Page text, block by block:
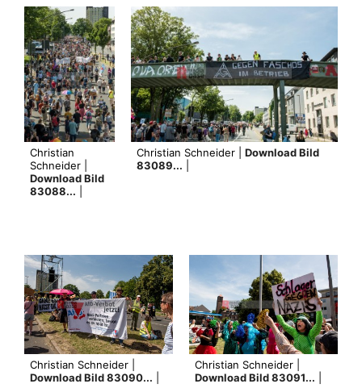
Christian
Schneider |
Download Bild
83088...
Christian Schneider | Download Bild
83089...
Christian Schneider |
Download Bild 83090...
Christian Schneider |
Download Bild 83091...